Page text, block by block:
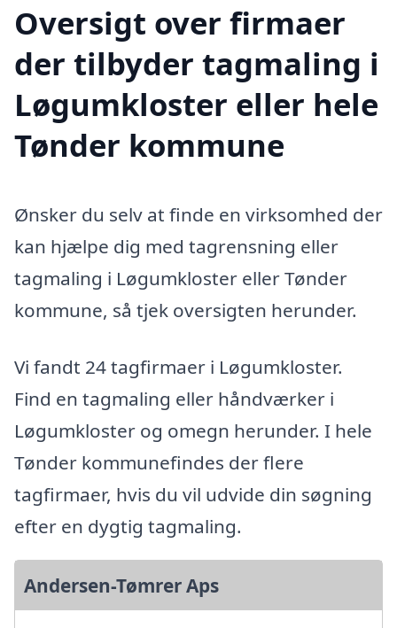
Oversigt over firmaer
der tilbyder tagmaling i
Løgumkloster eller hele
Tønder kommune
Ønsker du selv at finde en virksomhed der
kan hjælpe dig med tagrensning eller
tagmaling i Løgumkloster eller Tønder
kommune, så tjek oversigten herunder.
Vi fandt 24 tagfirmaer i Løgumkloster.
Find en tagmaling eller håndværker i
Løgumkloster og omegn herunder. I hele
Tønder kommunefindes der flere
tagfirmaer, hvis du vil udvide din søgning
efter en dygtig tagmaling.
Andersen-Tømrer Aps